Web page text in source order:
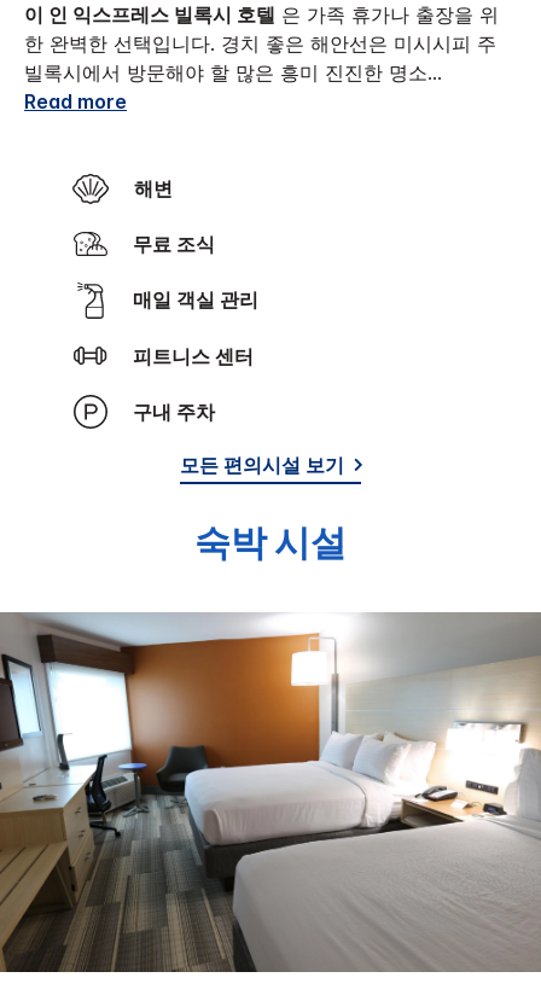
이 인 익스프레스 빌록시 호텔 은 가족 휴가나 출장을 위
한 완벽한 선택입니다. 경치 좋은 해안선은 미시시피 주
빌록시에서 방문해야 할 많은 흥미 진진한 명소...
Read more
해변
무료 조식
매일 객실 관리
피트니스 센터
구내 주차
모든 편의시설 보기
숙박 시설